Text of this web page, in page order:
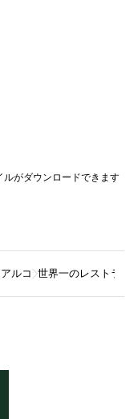
がダウンロードできます
ルコ 世界一のレストラン